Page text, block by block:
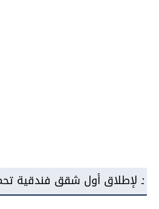
تحمل علامة "نوبو"